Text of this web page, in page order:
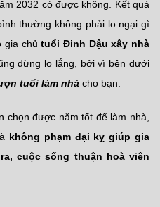
2032 có được không. Kết quả
thường không phải lo ngại gì
gia chủ tuổi Đinh Dậu xây nhà
đừng lo lắng, bởi vì bên dưới
tuổi làm nhà cho bạn.
chọn được năm tốt để làm nhà,
không phạm đại kỵ giúp gia
cuộc sống thuận hoà viên